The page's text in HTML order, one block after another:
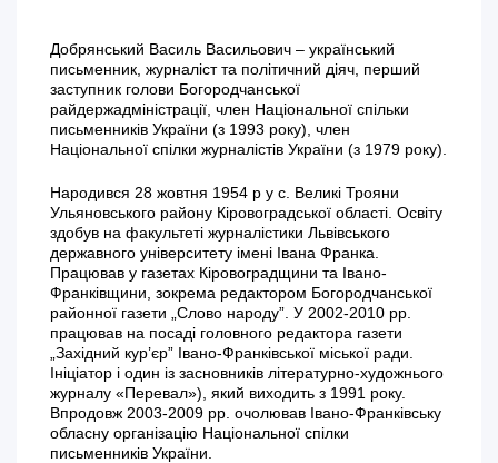
Добрянський Василь Васильович – український
письменник, журналіст та політичний діяч, перший
заступник голови Богородчанської
райдержадміністрації, член Національної спільки
письменників України (з 1993 року), член
Національної спілки журналістів України (з 1979 року).
Народився 28 жовтня 1954 р у с. Великі Трояни
Ульяновського району Кіровоградської області. Освіту
здобув на факультеті журналістики Львівського
державного університету імені Івана Франка.
Працював у газетах Кіровоградщини та Івано-
Франківщини, зокрема редактором Богородчанської
районної газети „Слово народу”. У 2002-2010 рр.
працював на посаді головного редактора газети
„Західний кур’єр” Івано-Франківської міської ради.
Ініціатор і один із засновників літературно-художнього
журналу «Перевал»), який виходить з 1991 року.
Впродовж 2003-2009 рр. очолював Івано-Франківську
обласну організацію Національної спілки
письменників України.